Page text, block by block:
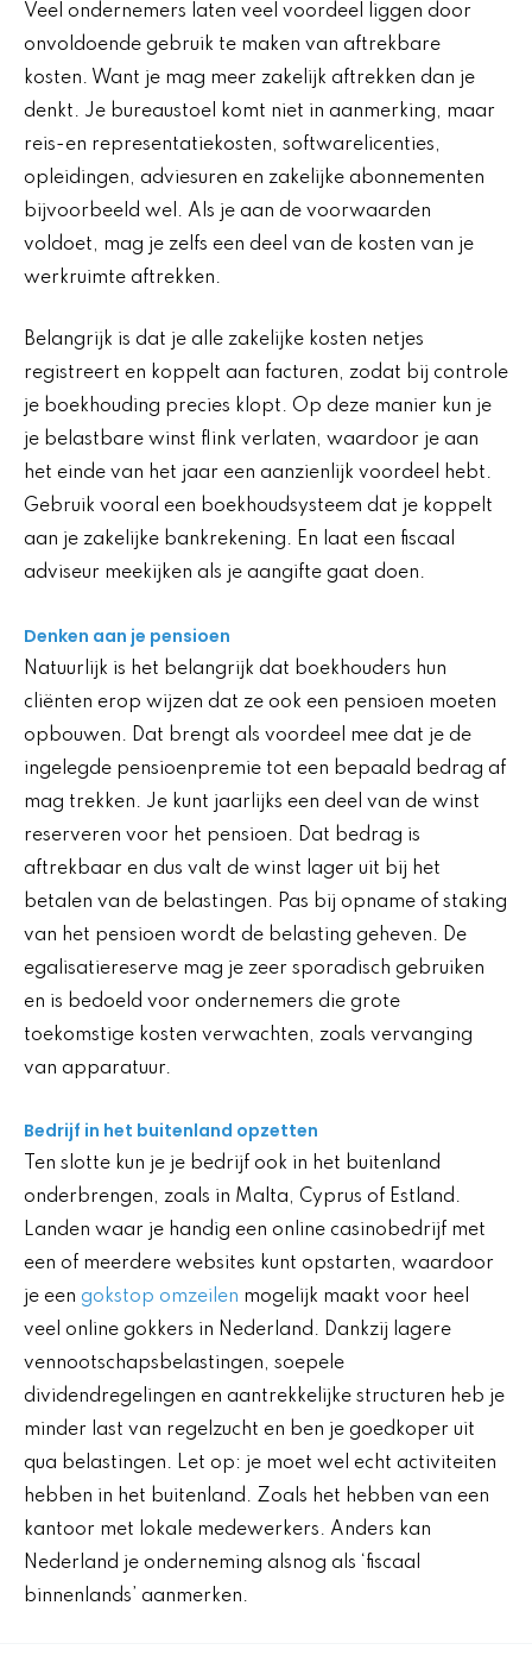
Veel ondernemers laten veel voordeel liggen door
onvoldoende gebruik te maken van aftrekbare
kosten. Want je mag meer zakelijk aftrekken dan je
denkt. Je bureaustoel komt niet in aanmerking, maar
reis-en representatiekosten, softwarelicenties,
opleidingen, adviesuren en zakelijke abonnementen
bijvoorbeeld wel. Als je aan de voorwaarden
voldoet, mag je zelfs een deel van de kosten van je
werkruimte aftrekken.
Belangrijk is dat je alle zakelijke kosten netjes
registreert en koppelt aan facturen, zodat bij controle
je boekhouding precies klopt. Op deze manier kun je
je belastbare winst flink verlaten, waardoor je aan
het einde van het jaar een aanzienlijk voordeel hebt.
Gebruik vooral een boekhoudsysteem dat je koppelt
aan je zakelijke bankrekening. En laat een fiscaal
adviseur meekijken als je aangifte gaat doen.
Denken aan je pensioen
Natuurlijk is het belangrijk dat boekhouders hun
cliënten erop wijzen dat ze ook een pensioen moeten
opbouwen. Dat brengt als voordeel mee dat je de
ingelegde pensioenpremie tot een bepaald bedrag af
mag trekken. Je kunt jaarlijks een deel van de winst
reserveren voor het pensioen. Dat bedrag is
aftrekbaar en dus valt de winst lager uit bij het
betalen van de belastingen. Pas bij opname of staking
van het pensioen wordt de belasting geheven. De
egalisatiereserve mag je zeer sporadisch gebruiken
en is bedoeld voor ondernemers die grote
toekomstige kosten verwachten, zoals vervanging
van apparatuur.
Bedrijf in het buitenland opzetten
Ten slotte kun je je bedrijf ook in het buitenland
onderbrengen, zoals in Malta, Cyprus of Estland.
Landen waar je handig een online casinobedrijf met
een of meerdere websites kunt opstarten, waardoor
je een gokstop omzeilen mogelijk maakt voor heel
veel online gokkers in Nederland. Dankzij lagere
vennootschapsbelastingen, soepele
dividendregelingen en aantrekkelijke structuren heb je
minder last van regelzucht en ben je goedkoper uit
qua belastingen. Let op: je moet wel echt activiteiten
hebben in het buitenland. Zoals het hebben van een
kantoor met lokale medewerkers. Anders kan
Nederland je onderneming alsnog als ‘fiscaal
binnenlands’ aanmerken.